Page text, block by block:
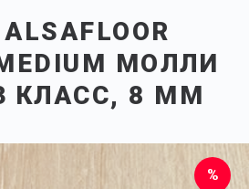
МОЛЛИ
КЛАСС, 8 ММ